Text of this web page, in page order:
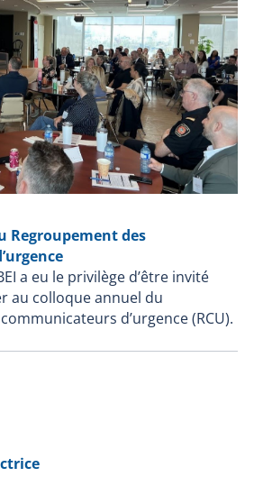
Regroupement des
a eu le privilège d’être invité
au colloque annuel du
d’urgence (RCU).